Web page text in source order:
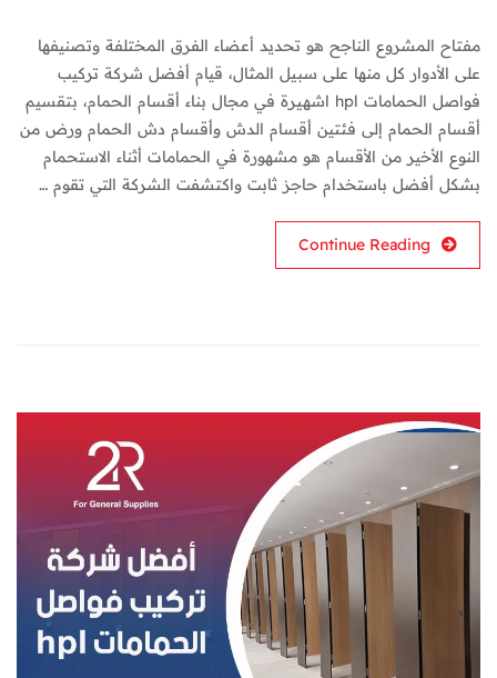
مفتاح المشروع الناجح هو تحديد أعضاء الفرق المختلفة وتصنيفها
على الأدوار كل منها على سبيل المثال، قيام أفضل شركة تركيب
فواصل الحمامات hpl اشهيرة في مجال بناء أقسام الحمام، بتقسيم
أقسام الحمام إلى فئتين أقسام الدش وأقسام دش الحمام ورض من
النوع الأخير من الأقسام هو مشهورة في الحمامات أثناء الاستحمام
بشكل أفضل باستخدام حاجز ثابت واكتشفت الشركة التي تقوم …
Continue Reading